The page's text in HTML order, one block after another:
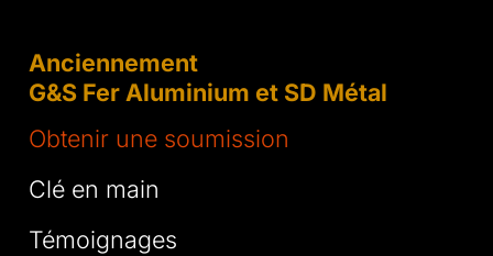
Anciennement
G&S Fer Aluminium et SD Métal
Obtenir une soumission
Clé en main
Témoignages